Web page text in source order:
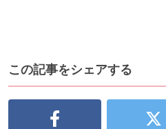
この記事をシェアする